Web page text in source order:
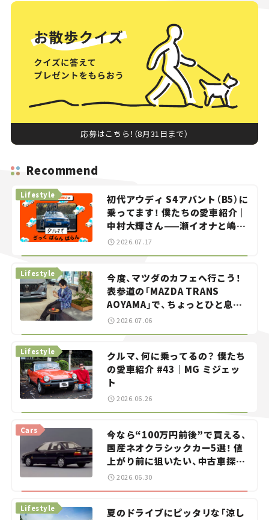
応募はこちら！（8月31日まで）
Recommend
初代アウディ S4アバント（B5）に
乗ってます！ 僕たちの愛車紹介｜
中村大輝さん——瀬イオナと嶋田
智之の「クルマでざっくばらんば
らん！」＃20
Lifestyle
2026.07.17
今度、マツダのカフェへ行こう！
表参道の「MAZDA TRANS
AOYAMA」で、ちょっとひと息。
——連載｜CCGとクルマでどうす
Lifestyle
2026.07.06
クルマ、何に乗ってるの？ 僕たち
の愛車紹介 #43｜MG ミジェッ
ト
Lifestyle
2026.06.26
今なら“100万円前後”で買える、
国産ネオクラシックカー5選！ 値
上がり前に狙いたい、中古車探し
をお手伝い――ちょっとイケてるマ
Cars
2026.06.30
夏のドライブにピッタリな「涼し
Lifestyle